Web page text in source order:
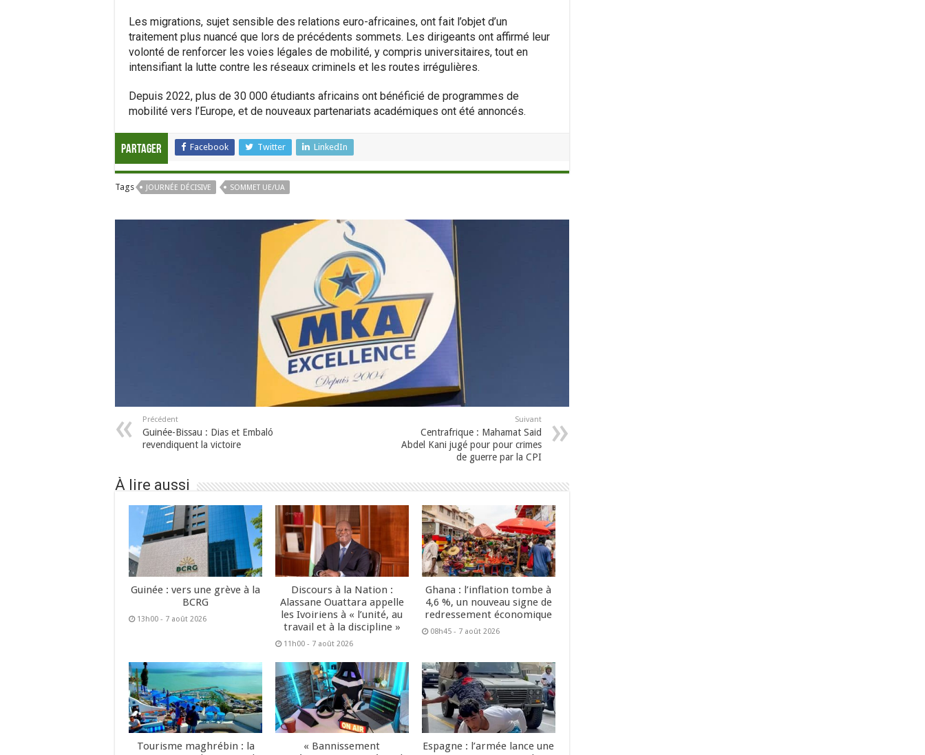
Les migrations, sujet sensible des relations euro-africaines, ont fait l’objet d’un
traitement plus nuancé que lors de précédents sommets. Les dirigeants ont affirmé leur
volonté de renforcer les voies légales de mobilité, y compris universitaires, tout en
intensifiant la lutte contre les réseaux criminels et les routes irrégulières.
Depuis 2022, plus de 30 000 étudiants africains ont bénéficié de programmes de
mobilité vers l’Europe, et de nouveaux partenariats académiques ont été annoncés.
Partager Facebook Twitter LinkedIn
Tags JOURNÉE DÉCISIVE SOMMET UE/UA
Précédent
Guinée-Bissau : Dias et Embaló
revendiquent la victoire
Suivant
Centrafrique : Mahamat Said
Abdel Kani jugé pour pour crimes
de guerre par la CPI
À lire aussi
Guinée : vers une grève à la
BCRG
13h00 - 7 août 2026
Discours à la Nation :
Alassane Ouattara appelle
les Ivoiriens à « l’unité, au
travail et à la discipline »
11h00 - 7 août 2026
Ghana : l’inflation tombe à
4,6 %, un nouveau signe de
redressement économique
08h45 - 7 août 2026
Tourisme maghrébin : la
« Bannissement
Espagne : l’armée lance une